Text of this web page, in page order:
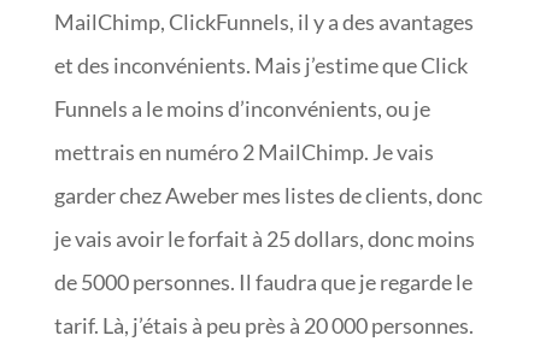
MailChimp, ClickFunnels, il y a des avantages
et des inconvénients. Mais j’estime que Click
Funnels a le moins d’inconvénients, ou je
mettrais en numéro 2 MailChimp. Je vais
garder chez Aweber mes listes de clients, donc
je vais avoir le forfait à 25 dollars, donc moins
de 5000 personnes. Il faudra que je regarde le
tarif. Là, j’étais à peu près à 20 000 personnes.